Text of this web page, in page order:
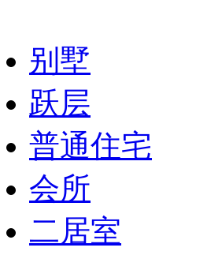
别墅
跃层
普通住宅
会所
二居室